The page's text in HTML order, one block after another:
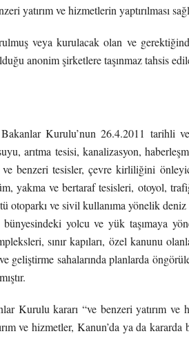
yatırım ve hizmetlerin yaptırılması
veya kurulacak olan ve
anonim şirketlere taşınmaz tahsis
Kurulu’nun 26.4.2011 tarihli
arıtma tesisi, kanalizasyon,
benzeri tesisler, çevre kirliliğini
yakma ve bertaraf tesisleri, otoyol,
ve sivil kullanıma yönelik deniz
yolcu ve yük taşımaya
sınır kapıları, özel kanunu
geliştirme sahalarında planlarda
Kurulu kararı “ve benzeri yatırım ve
ve hizmetler, Kanun’da ya da kararda